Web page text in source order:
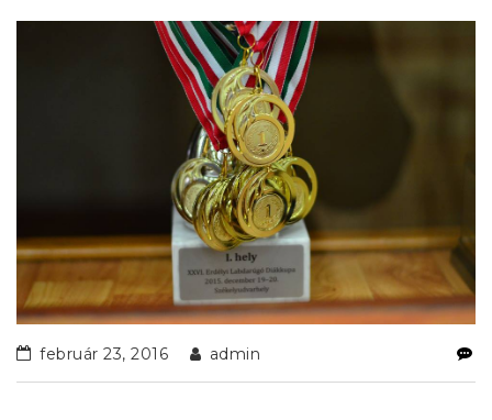
február 23, 2016 admin